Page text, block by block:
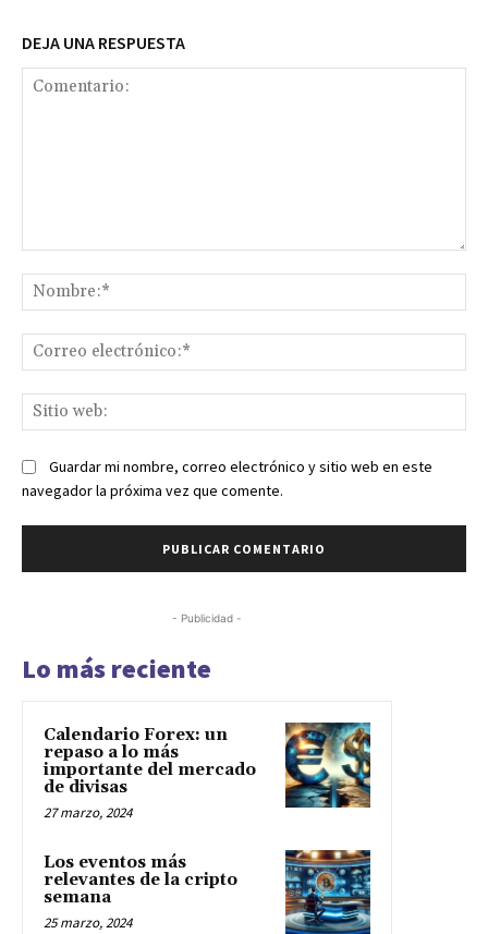
DEJA UNA RESPUESTA
Guardar mi nombre, correo electrónico y sitio web en este
navegador la próxima vez que comente.
- Publicidad -
Lo más reciente
Calendario Forex: un
repaso a lo más
importante del mercado
de divisas
27 marzo, 2024
Los eventos más
relevantes de la cripto
semana
25 marzo, 2024